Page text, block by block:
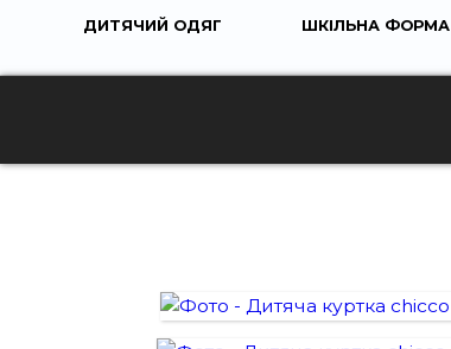
ДИТЯЧИЙ ОДЯГ ШКІЛЬНА ФОРМА